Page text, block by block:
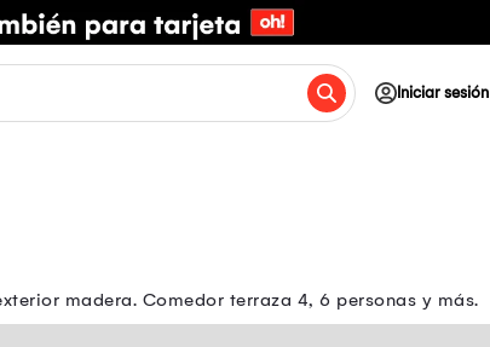
Iniciar sesión
madera. Comedor terraza 4, 6 personas y más.